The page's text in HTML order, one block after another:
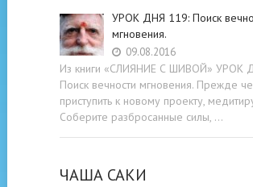
УРОК ДНЯ 119: Поиск
мгновения.
09.08.2016
Из книги «СЛИЯНИЕ С ШИВОЙ» УРОК
Поиск вечности мгновения. Прежде
приступить к новому проекту,
Соберите разбросанные силы, …
ЧАША САКИ